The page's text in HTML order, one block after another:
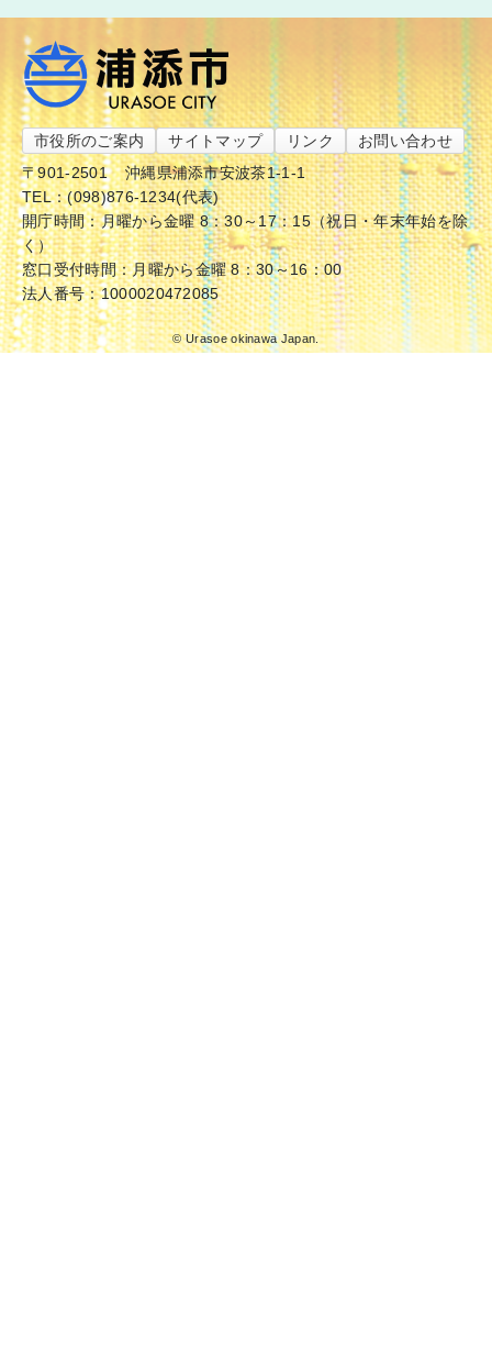
市役所のご案内 サイトマップ リンク
お問い合わせ
〒901-2501
沖縄県浦添市安波茶1-1-1
TEL：(098)876-1234(代表)
開庁時間：月曜から金曜 8：30～17：15（祝日・年末年始を除
く）
窓口受付時間：月曜から金曜 8：30～16：00
法人番号：1000020472085
© Urasoe okinawa Japan.